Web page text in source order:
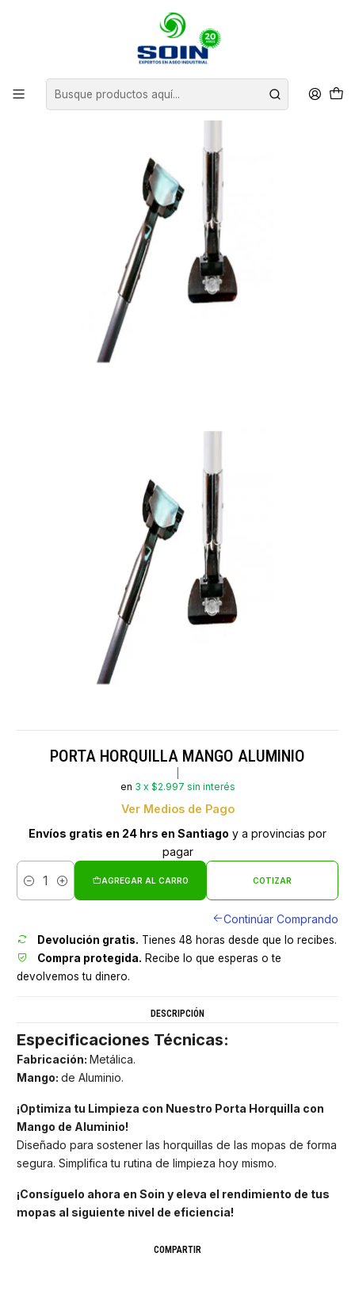
INSUMOS DE ASEO
PORTA HORQUILLA MANGO ALUMINIO
PORTA HORQUILLA MANGO ALUMINIO
en 3 x $2.997 sin interés
Ver Medios de Pago
Envíos gratis en 24 hrs en Santiago y a provincias por
pagar
Cantidad
AGREGAR AL CARRO COTIZAR
Continúar Comprando
Devolución gratis. Tienes 48 horas desde que lo recibes.
Compra protegida. Recibe lo que esperas o te
devolvemos tu dinero.
DESCRIPCIÓN
Especificaciones Técnicas:
Fabricación: Metálica.
Mango: de Aluminio.
¡Optimiza tu Limpieza con Nuestro Porta Horquilla con
Mango de Aluminio!
Diseñado para sostener las horquillas de las mopas de forma
segura. Simplifica tu rutina de limpieza hoy mismo.
¡Consíguelo ahora en Soin y eleva el rendimiento de tus
mopas al siguiente nivel de eficiencia!
COMPARTIR